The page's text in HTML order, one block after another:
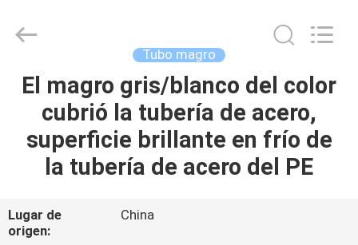
HOGAR
PRODUCTOS
NOSOTROS
Reserved.
Tubo magro
El magro gris/blanco del color
cubrió la tubería de acero,
superficie brillante en frío de
la tubería de acero del PE
Lugar de
origen:
China